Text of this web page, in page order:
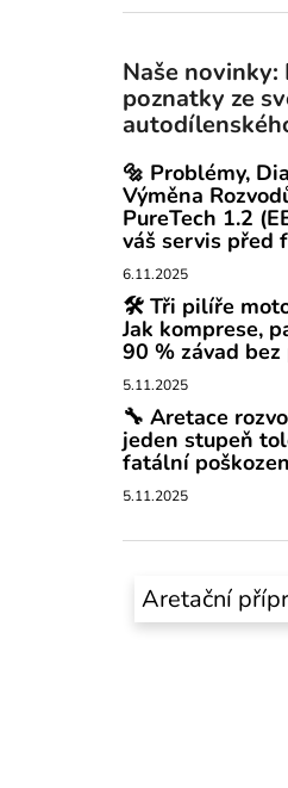
Naše novinky:
poznatky ze
🔩 Problémy,
Výměna
PureTech 1.2
váš servis před
6.11.2025
🛠️ Tři pilíře
Jak komprese,
90 % závad bez
5.11.2025
🔧 Aretace
jeden stupeň
fatální
5.11.2025
Aretační